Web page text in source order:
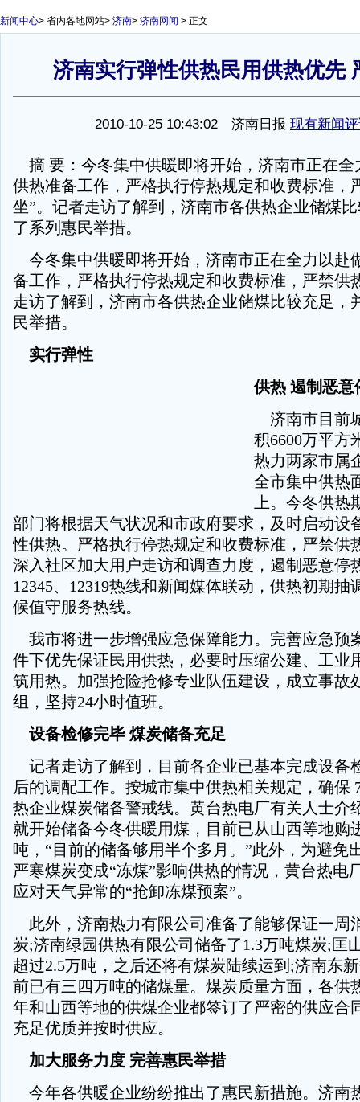
新闻中心> 省内各地网站> 济南> 济南网闻 > 正文
济南实行弹性供热民用供热优先
2010-10-25 10:43:02 济南日报 现有新闻
摘 要：今冬集中供暖即将开始，济南市正在全
供热准备工作，严格执行停热规定和收费标准，
坐”。记者走访了解到，济南市各供热企业储煤
了系列惠民举措。
今冬集中供暖即将开始，济南市正在全力以赴
备工作，严格执行停热规定和收费标准，严禁供
走访了解到，济南市各供热企业储煤比较充足，
民举措。
实行弹性
供热 遏制恶意
济南市目前
积6600万平方
热力两家市属
全市集中供热
上。今冬供热
部门将根据天气状况和市政府要求，及时启动设
性供热。严格执行停热规定和收费标准，严禁供
深入社区加大用户走访和调查力度，遏制恶意停
12345、12319热线和新闻媒体联动，供热初期抽
候值守服务热线。
我市将进一步增强应急保障能力。完善应急预
件下优先保证民用供热，必要时压缩公建、工业
筑用热。加强抢险抢修专业队伍建设，成立事故
组，坚持24小时值班。
设备检修完毕 煤炭储备充足
记者走访了解到，目前各企业已基本完成设备
后的调配工作。按城市集中供热相关规定，确保
热企业煤炭储备警戒线。黄台热电厂有关人士介
就开始储备今冬供暖用煤，目前已从山西等地购
吨，“目前的储备够用半个多月。”此外，为避免
严寒煤炭变成“冻煤”影响供热的情况，黄台热电
应对天气异常的“抢卸冻煤预案”。
此外，济南热力有限公司准备了能够保证一周
炭;济南绿园供热有限公司储备了1.3万吨煤炭;匡
超过2.5万吨，之后还将有煤炭陆续运到;济南东
前已有三四万吨的储煤量。煤炭质量方面，各供
年和山西等地的供煤企业都签订了严密的供应合
充足优质并按时供应。
加大服务力度 完善惠民举措
今年各供暖企业纷纷推出了惠民新措施。济南